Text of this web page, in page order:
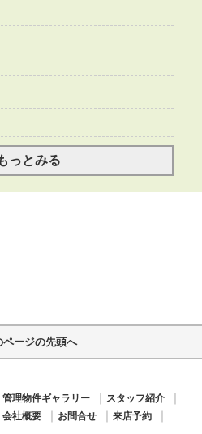
っとみる
ページの先頭へ
管理物件ギャラリー
スタッフ紹介
会社概要 お問合せ
来店予約